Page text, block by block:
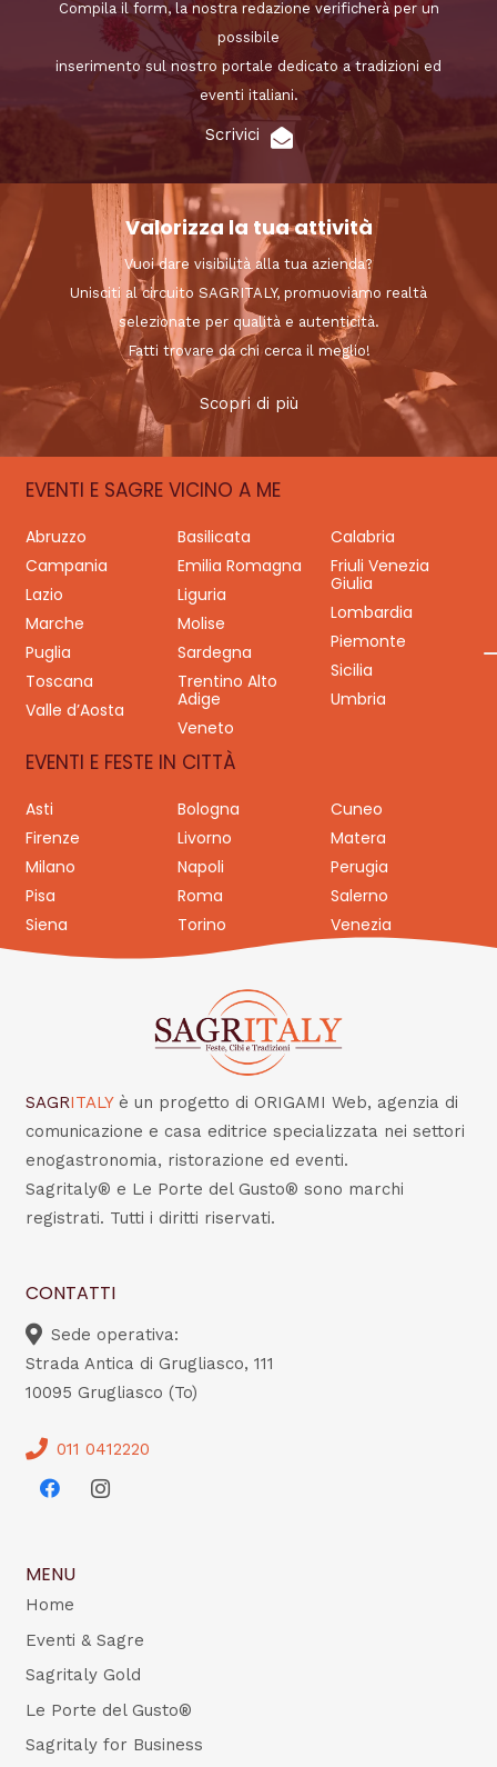
Compila il form, la nostra redazione verificherà per un
possibile
inserimento sul nostro portale dedicato a tradizioni ed
eventi italiani.
Scrivici
Valorizza la tua attività
Vuoi dare visibilità alla tua azienda?
Unisciti al circuito SAGRITALY, promuoviamo realtà
selezionate per qualità e autenticità.
Fatti trovare da chi cerca il meglio!
Scopri di più
EVENTI E SAGRE VICINO A ME
Abruzzo Basilicata
Calabria
Campania
Emilia Romagna
Friuli Venezia
Giulia
Lazio
Liguria
Lombardia
Marche
Molise
Piemonte
Puglia
Sardegna
Sicilia
Toscana
Trentino Alto
Adige
Umbria
Valle d’Aosta
Veneto
EVENTI E FESTE IN CITTÀ
Asti Bologna
Cuneo
Firenze
Livorno
Matera
Milano
Napoli
Perugia
Pisa
Roma
Salerno
Siena
Torino Venezia
SAGRITALY è un progetto di ORIGAMI Web, agenzia di
comunicazione e casa editrice specializzata nei settori
enogastronomia, ristorazione ed eventi.
Sagritaly® e Le Porte del Gusto® sono marchi
registrati. Tutti i diritti riservati.
CONTATTI
Sede operativa:
Strada Antica di Grugliasco, 111
10095 Grugliasco (To)
011 0412220
MENU
Home
Eventi & Sagre
Sagritaly Gold
Le Porte del Gusto®
Sagritaly for Business